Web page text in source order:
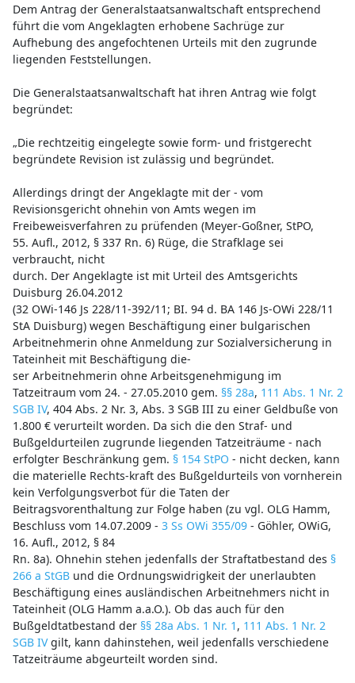
Dem Antrag der Generalstaatsanwaltschaft entsprechend
führt die vom Angeklagten erhobene Sachrüge zur
Aufhebung des angefochtenen Urteils mit den zugrunde
liegenden Feststellungen.
Die Generalstaatsanwaltschaft hat ihren Antrag wie folgt
begründet:
„Die rechtzeitig eingelegte sowie form- und fristgerecht
begründete Revision ist zulässig und begründet.
Allerdings dringt der Angeklagte mit der - vom
Revisionsgericht ohnehin von Amts wegen im
Freibeweisverfahren zu prüfenden (Meyer-Goßner, StPO,
55. Aufl., 2012, § 337 Rn. 6) Rüge, die Strafklage sei
verbraucht, nicht
durch. Der Angeklagte ist mit Urteil des Amtsgerichts
Duisburg 26.04.2012
(32 OWi-146 Js 228/11-392/11; BI. 94 d. BA 146 Js-OWi 228/11
StA Duisburg) wegen Beschäftigung einer bulgarischen
Arbeitnehmerin ohne Anmeldung zur Sozialversicherung in
Tateinheit mit Beschäftigung die-
ser Arbeitnehmerin ohne Arbeitsgenehmigung im
Tatzeitraum vom 24. - 27.05.2010 gem. §§ 28a, 111 Abs. 1 Nr. 2
SGB IV, 404 Abs. 2 Nr. 3, Abs. 3 SGB III zu einer Geldbuße von
1.800 € verurteilt worden. Da sich die den Straf- und
Bußgeldurteilen zugrunde liegenden Tatzeiträume - nach
erfolgter Beschränkung gem. § 154 StPO - nicht decken, kann
die materielle Rechts-kraft des Bußgeldurteils von vornherein
kein Verfolgungsverbot für die Taten der
Beitragsvorenthaltung zur Folge haben (zu vgl. OLG Hamm,
Beschluss vom 14.07.2009 - 3 Ss OWi 355/09- Göhler, OWiG,
16. Aufl., 2012, § 84
Rn. 8a). Ohnehin stehen jedenfalls der Straftatbestand des §
266 a StGBund die Ordnungswidrigkeit der unerlaubten
Beschäftigung eines ausländischen Arbeitnehmers nicht in
Tateinheit (OLG Hamm a.a.O.). Ob das auch für den
Bußgeldtatbestand der §§ 28a Abs. 1 Nr. 1 , 111 Abs. 1 Nr. 2
SGB IVgilt, kann dahinstehen, weil jedenfalls verschiedene
Tatzeiträume abgeurteilt worden sind.